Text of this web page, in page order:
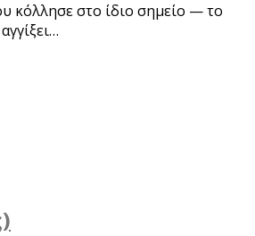
κόλλησε στο ίδιο σημείο — το